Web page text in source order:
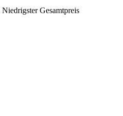
Niedrigster Gesamtpreis